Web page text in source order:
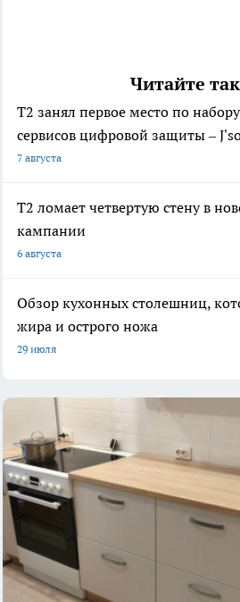
Читайте
Т2 занял первое место по
сервисов цифровой защиты –
7 августа
Т2 ломает четвертую стену в
кампании
6 августа
Обзор кухонных столешниц,
жира и острого ножа
29 июля